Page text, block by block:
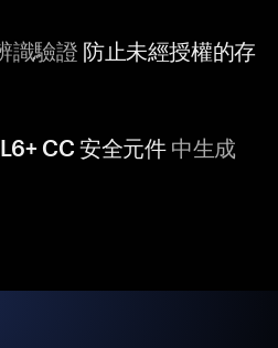
識驗證 防止未經授權的存
CC 安全元件中生成